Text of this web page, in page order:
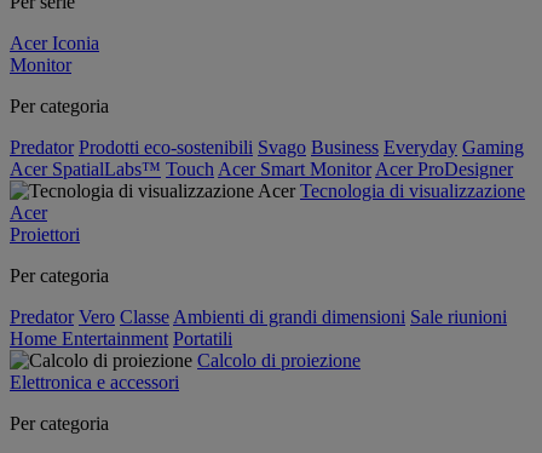
Acer Iconia
Monitor
Per categoria
Predator Prodotti eco-sostenibili Svago Business Everyday Gaming
Acer SpatialLabs™ Touch Acer Smart Monitor Acer ProDesigner
Tecnologia di visualizzazione
Acer
Proiettori
Per categoria
Predator Vero Classe Ambienti di grandi dimensioni Sale riunioni
Home Entertainment Portatili
Calcolo di proiezione
Elettronica e accessori
Per categoria